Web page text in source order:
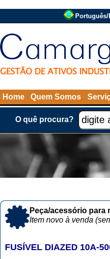
Português/
Home Quem Somos
O quê procura?
Peça/acessório
Item novo à venda
FUSÍVEL DIAZED 10A-